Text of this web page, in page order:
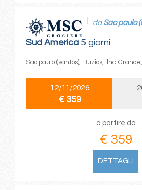
Sud America5 giorni
da Sao paulo
Sao paulo (santos), Buzios, Ilha
12/11/2026
€ 359
a partire da
€ 359
DETTAGLI